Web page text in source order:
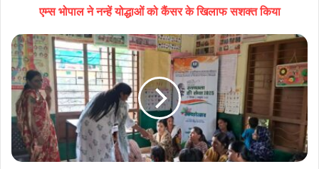
एम्स भोपाल ने नन्हें योद्धाओं को कैंसर के खिलाफ सशक्त किया